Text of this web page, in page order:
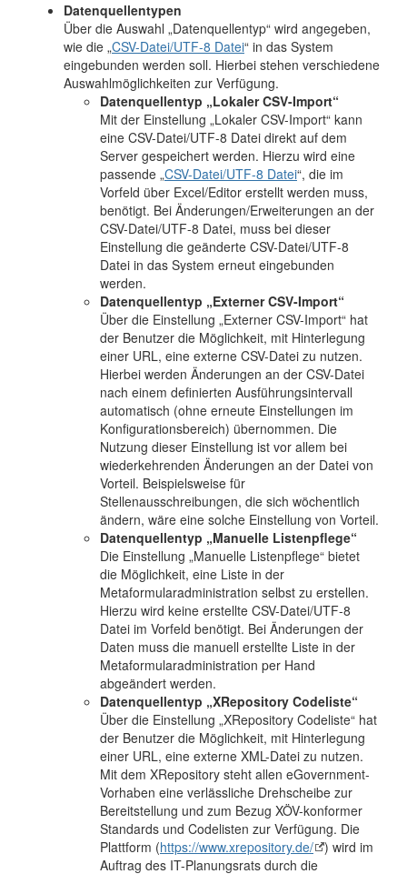
Datenquellentypen
Über die Auswahl „Datenquellentyp“ wird angegeben,
wie die „CSV-Datei/UTF-8 Datei“ in das System
eingebunden werden soll. Hierbei stehen verschiedene
Auswahlmöglichkeiten zur Verfügung.
Datenquellentyp „Lokaler CSV-Import“
Mit der Einstellung „Lokaler CSV-Import“ kann
eine CSV-Datei/UTF-8 Datei direkt auf dem
Server gespeichert werden. Hierzu wird eine
passende „CSV-Datei/UTF-8 Datei“, die im
Vorfeld über Excel/Editor erstellt werden muss,
benötigt. Bei Änderungen/Erweiterungen an der
CSV-Datei/UTF-8 Datei, muss bei dieser
Einstellung die geänderte CSV-Datei/UTF-8
Datei in das System erneut eingebunden
werden.
Datenquellentyp „Externer CSV-Import“
Über die Einstellung „Externer CSV-Import“ hat
der Benutzer die Möglichkeit, mit Hinterlegung
einer URL, eine externe CSV-Datei zu nutzen.
Hierbei werden Änderungen an der CSV-Datei
nach einem definierten Ausführungsintervall
automatisch (ohne erneute Einstellungen im
Konfigurationsbereich) übernommen. Die
Nutzung dieser Einstellung ist vor allem bei
wiederkehrenden Änderungen an der Datei von
Vorteil. Beispielsweise für
Stellenausschreibungen, die sich wöchentlich
ändern, wäre eine solche Einstellung von Vorteil.
Datenquellentyp „Manuelle Listenpflege“
Die Einstellung „Manuelle Listenpflege“ bietet
die Möglichkeit, eine Liste in der
Metaformularadministration selbst zu erstellen.
Hierzu wird keine erstellte CSV-Datei/UTF-8
Datei im Vorfeld benötigt. Bei Änderungen der
Daten muss die manuell erstellte Liste in der
Metaformularadministration per Hand
abgeändert werden.
Datenquellentyp „XRepository Codeliste“
Über die Einstellung „XRepository Codeliste“ hat
der Benutzer die Möglichkeit, mit Hinterlegung
einer URL, eine externe XML-Datei zu nutzen.
Mit dem XRepository steht allen eGovernment-
Vorhaben eine verlässliche Drehscheibe zur
Bereitstellung und zum Bezug XÖV-konformer
Standards und Codelisten zur Verfügung. Die
Plattform (https://www.xrepository.de/ ) wird im
Auftrag des IT-Planungsrats durch die